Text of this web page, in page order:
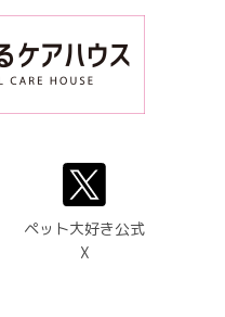
ペット大好き公式
X